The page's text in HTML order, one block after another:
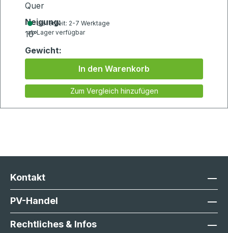
Quer
Neigung:
10°
Gewicht:
1.991kg
Lieferzeit: 2-7 Werktage
ab Lager verfügbar
In den Warenkorb
Zum Vergleich hinzufügen
Kontakt
PV-Handel
Rechtliches & Infos